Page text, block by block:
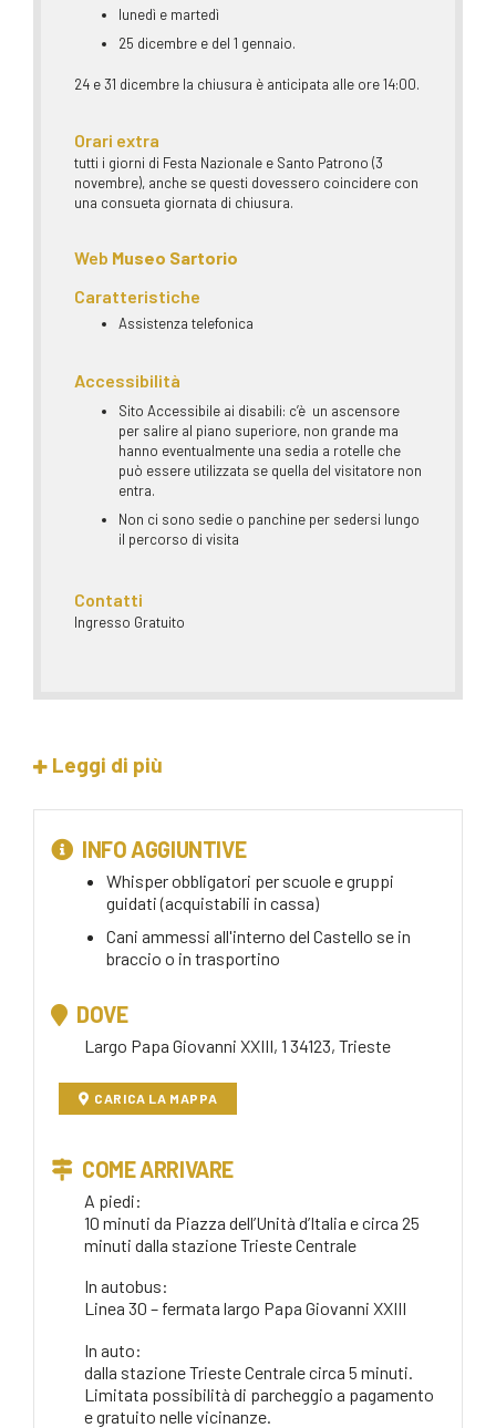
lunedì e martedì
25 dicembre e del 1 gennaio.
24 e 31 dicembre la chiusura è anticipata alle ore 14:00.
Orari extra
tutti i giorni di Festa Nazionale e Santo Patrono (3
novembre), anche se questi dovessero coincidere con
una consueta giornata di chiusura.
Web Museo Sartorio
Caratteristiche
Assistenza telefonica
Accessibilità
Sito Accessibile ai disabili: c’è un ascensore
per salire al piano superiore, non grande ma
hanno eventualmente una sedia a rotelle che
può essere utilizzata se quella del visitatore non
entra.
Non ci sono sedie o panchine per sedersi lungo
il percorso di visita
Contatti
Ingresso Gratuito
Leggi di più
INFO AGGIUNTIVE
Whisper obbligatori per scuole e gruppi
guidati (acquistabili in cassa)
Cani ammessi all'interno del Castello se in
braccio o in trasportino
DOVE
Largo Papa Giovanni XXIII, 1 34123, Trieste
CARICA LA MAPPA
COME ARRIVARE
A piedi:
10 minuti da Piazza dell’Unità d’Italia e circa 25
minuti dalla stazione Trieste Centrale
In autobus:
Linea 30 – fermata largo Papa Giovanni XXIII
In auto:
dalla stazione Trieste Centrale circa 5 minuti.
Limitata possibilità di parcheggio a pagamento
e gratuito nelle vicinanze.